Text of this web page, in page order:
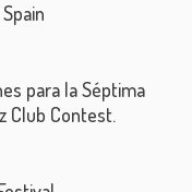
para la Séptima
Club Contest.